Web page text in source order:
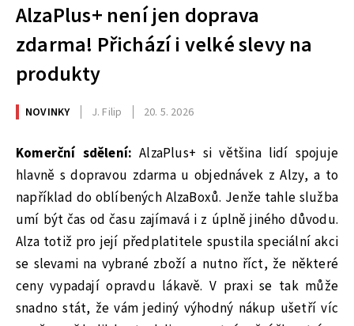
AlzaPlus+ není jen doprava
zdarma! Přichází i velké slevy na
produkty
NOVINKY J. Filip 20. 5. 2026
Komerční sdělení:AlzaPlus+ si většina lidí spojuje
hlavně s dopravou zdarma u objednávek z Alzy, a to
například do oblíbených AlzaBoxů. Jenže tahle služba
umí být čas od času zajímavá i z úplně jiného důvodu.
Alza totiž pro její předplatitele spustila speciální akci
se slevami na vybrané zboží a nutno říct, že některé
ceny vypadají opravdu lákavě. V praxi se tak může
snadno stát, že vám jediný výhodný nákup ušetří víc